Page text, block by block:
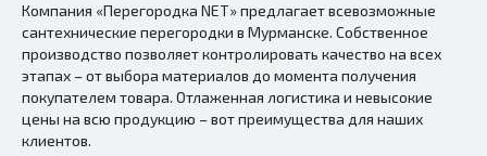
Компания «Перегородка NET» предлагает всевозможные
сантехнические перегородки в Мурманске. Собственное
производство позволяет контролировать качество на всех
этапах – от выбора материалов до момента получения
покупателем товара. Отлаженная логистика и невысокие
цены на всю продукцию – вот преимущества для наших
клиентов.